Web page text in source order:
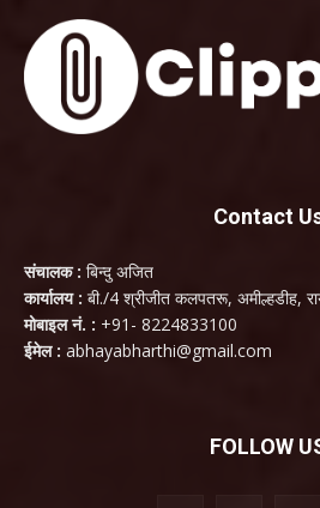
Contact
संचालक : बिन्दु अजित
कार्यालय : बी./4 श्रीजीत कलपतरू, अमील्हडीह,
मोबाइल नं. : +91- 8224833100
ईमेल : abhayabharthi@gmail.com
FOLLOW